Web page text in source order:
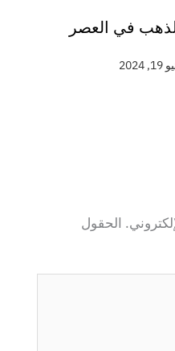
في العصر
2024
الحقول